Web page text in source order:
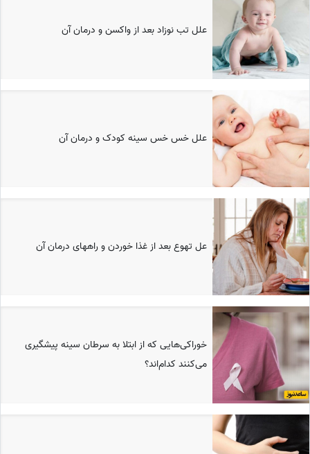
علل تب نوزاد بعد از واکسن و درمان آن
علل خس خس سینه کودک و درمان آن
عل تهوع بعد از غذا خوردن و راههای درمان آن
خوراکی‌هایی که از ابتلا به سرطان سینه پیشگیری
می‌کنند کدام‌اند؟